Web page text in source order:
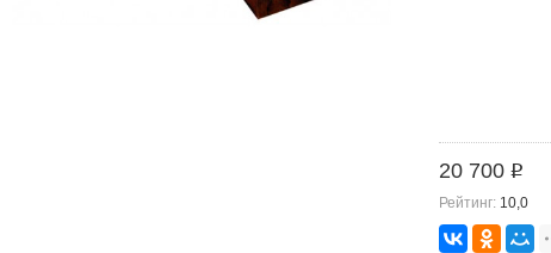
20 700 i
Рейтинг: 10,0